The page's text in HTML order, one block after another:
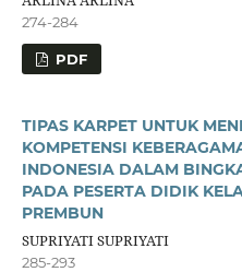
274-284
PDF
TIPAS KARPET UNTUK
KOMPETENSI
INDONESIA DALAM
PADA PESERTA DIDIK
PREMBUN
SUPRIYATI SUPRIYATI
285-293